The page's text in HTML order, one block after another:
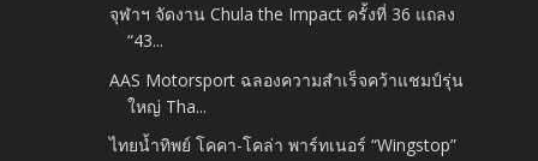
จุฬาฯ จัดงาน Chula the Impact ครั้งที่ 36 แถลง
“43...
AAS Motorsport ฉลองความสำเร็จคว้าแชมป์รุ่น
ใหญ่ Tha...
ไทยน้ำทิพย์ โคคา-โคล่า พาร์ทเนอร์ “Wingstop”